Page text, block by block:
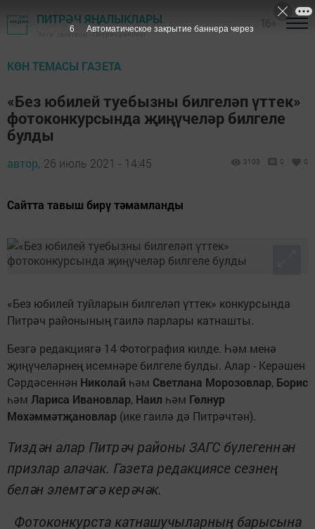
ПИТРӘЧ ЯҢАЛЫКЛАРЫ
"Алга" газетасы - Питрәч районы
КӨН ТЕМАСЫ ГАЗЕТА
«Без юбилей туебызны билгеләп үттек»
фотоконкурсында җиңүчеләр билгеле
булды
автор, 26 июль 2021 - 14:45 3103 0 0
Сайтта тавыш бирү тәмамланды
«Без юбилей туйларын билгеләп үттек» конкурсында
Питрәч районының гаилә парлары катнашты.
Безгә редакциягә 14 Фотография килде. Һәм менә
җиңүчеләрнең исемнәре билгеле булды. Алар - Керәшен
Сәрдәсеннән Николай һәм Светлана Морозовлар, Борис
һәм Лариса Ивановлар, Наил һәм Гөлнур
Мөхәммәтҗановлар (ике гаилә дә Питрәчтән).
Тиздән алар Питрәч районы ЗАГС бүлегеннән
призлар алачак. Газета редакциясе сезнең
белән элемтәгә керәчәк.
Фотоконкурста катнашучыларның барысына
5 Автоматическое закрытие баннера через